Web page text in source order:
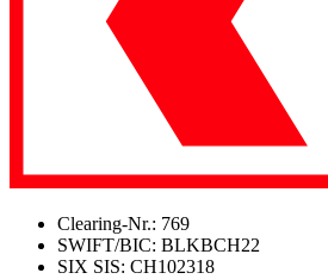
Clearing-Nr.: 769
SWIFT/BIC: BLKBCH22
SIX SIS: CH102318